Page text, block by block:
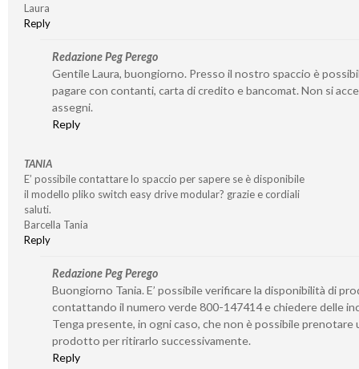
Laura
Reply
Redazione Peg Perego
Gentile Laura, buongiorno. Presso il nostro spaccio è
pagare con contanti, carta di credito e bancomat. Non si
assegni.
Reply
TANIA
E’ possibile contattare lo spaccio per sapere se è disponibile
il modello pliko switch easy drive modular? grazie e cordiali
saluti.
Barcella Tania
Reply
Redazione Peg Perego
Buongiorno Tania. E’ possibile verificare la disponibilità di
contattando il numero verde 800-147414 e chiedere delle
Tenga presente, in ogni caso, che non è possibile prenotare
prodotto per ritirarlo successivamente.
Reply